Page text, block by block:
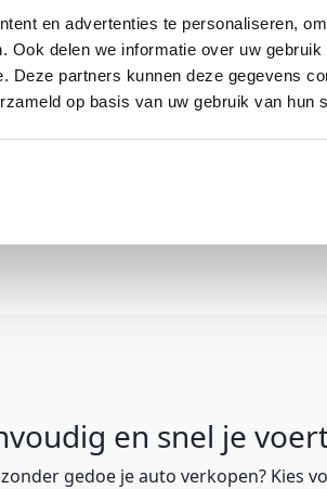
en advertenties te personaliseren,
Ook delen we informatie over uw
Deze partners kunnen deze gegevens
op basis van uw gebruik van hun
en snel je
gedoe je auto verkopen? Kies